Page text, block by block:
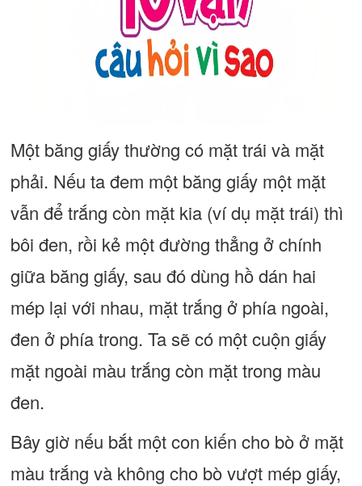
Một băng giấy thường có mặt trái và mặt
phải. Nếu ta đem một băng giấy một mặt
vẫn để trắng còn mặt kia (ví dụ mặt trái) thì
bôi đen, rồi kẻ một đường thẳng ở chính
giữa băng giấy, sau đó dùng hồ dán hai
mép lại với nhau, mặt trắng ở phía ngoài,
đen ở phía trong. Ta sẽ có một cuộn giấy
mặt ngoài màu trắng còn mặt trong màu
đen.
Bây giờ nếu bắt một con kiến cho bò ở mặt
màu trắng và không cho bò vượt mép giấy,